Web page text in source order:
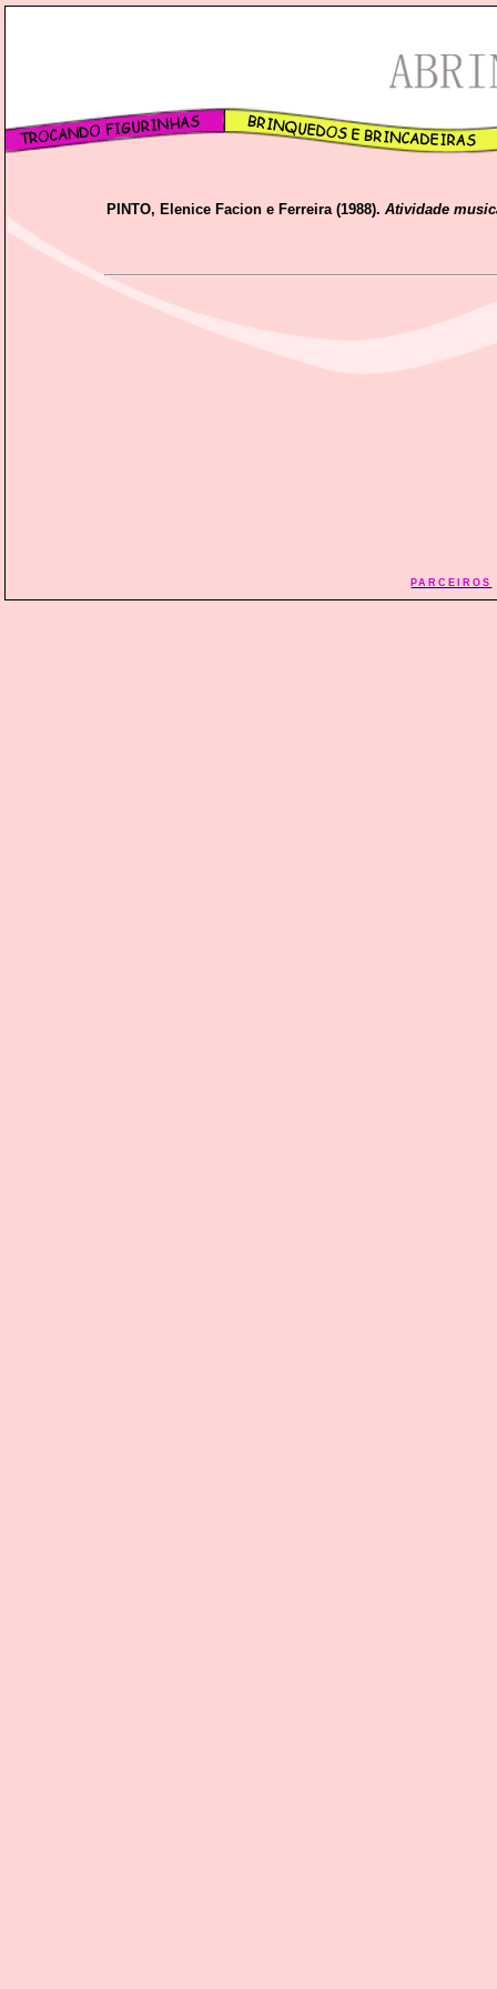
PINTO, Elenice Facion e Ferreira (1988).Atividade
PARCEIROS